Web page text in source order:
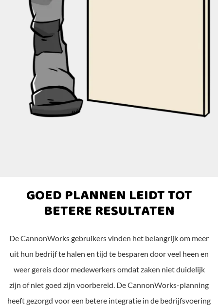
GOED PLANNEN LEIDT TOT
BETERE RESULTATEN
De CannonWorks gebruikers vinden het belangrijk om meer
uit hun bedrijf te halen en tijd te besparen door veel heen en
weer gereis door medewerkers omdat zaken niet duidelijk
zijn of niet goed zijn voorbereid. De CannonWorks-planning
heeft gezorgd voor een betere integratie in de bedrijfsvoering